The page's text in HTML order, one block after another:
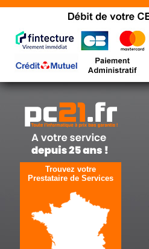
Trouvez votre
Prestataire de Services